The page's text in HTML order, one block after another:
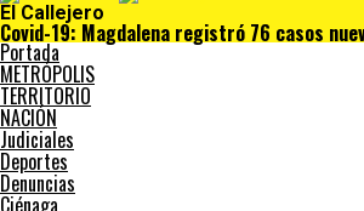
El Callejero
Covid-19: Magdalena registró 76 casos
Portada
METRÓPOLIS
TERRITORIO
NACIÓN
Judiciales
Deportes
Denuncias
Ciénaga